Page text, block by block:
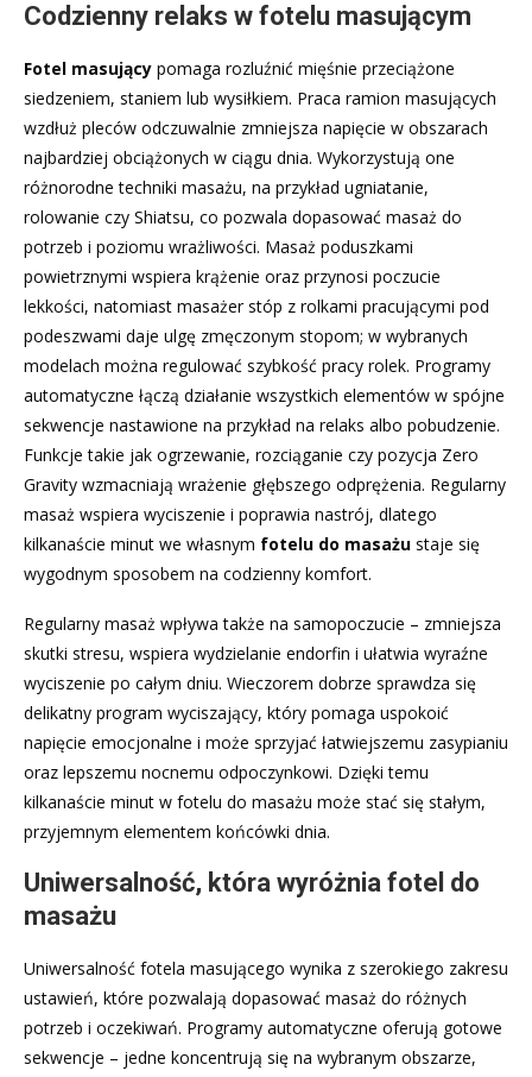
Codzienny relaks w fotelu masującym
Fotel masujący pomaga rozluźnić mięśnie przeciążone
siedzeniem, staniem lub wysiłkiem. Praca ramion masujących
wzdłuż pleców odczuwalnie zmniejsza napięcie w obszarach
najbardziej obciążonych w ciągu dnia. Wykorzystują one
różnorodne techniki masażu, na przykład ugniatanie,
rolowanie czy Shiatsu, co pozwala dopasować masaż do
potrzeb i poziomu wrażliwości. Masaż poduszkami
powietrznymi wspiera krążenie oraz przynosi poczucie
lekkości, natomiast masażer stóp z rolkami pracującymi pod
podeszwami daje ulgę zmęczonym stopom; w wybranych
modelach można regulować szybkość pracy rolek. Programy
automatyczne łączą działanie wszystkich elementów w spójne
sekwencje nastawione na przykład na relaks albo pobudzenie.
Funkcje takie jak ogrzewanie, rozciąganie czy pozycja Zero
Gravity wzmacniają wrażenie głębszego odprężenia. Regularny
masaż wspiera wyciszenie i poprawia nastrój, dlatego
kilkanaście minut we własnym fotelu do masażu staje się
wygodnym sposobem na codzienny komfort.
Regularny masaż wpływa także na samopoczucie – zmniejsza
skutki stresu, wspiera wydzielanie endorfin i ułatwia wyraźne
wyciszenie po całym dniu. Wieczorem dobrze sprawdza się
delikatny program wyciszający, który pomaga uspokoić
napięcie emocjonalne i może sprzyjać łatwiejszemu zasypianiu
oraz lepszemu nocnemu odpoczynkowi. Dzięki temu
kilkanaście minut w fotelu do masażu może stać się stałym,
przyjemnym elementem końcówki dnia.
Uniwersalność, która wyróżnia fotel do
masażu
Uniwersalność fotela masującego wynika z szerokiego zakresu
ustawień, które pozwalają dopasować masaż do różnych
potrzeb i oczekiwań. Programy automatyczne oferują gotowe
sekwencje – jedne koncentrują się na wybranym obszarze,